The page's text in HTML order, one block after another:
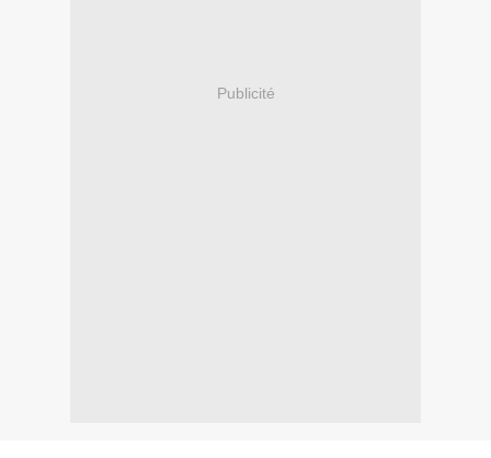
Publicité